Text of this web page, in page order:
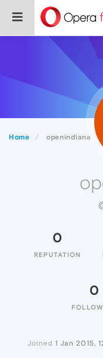
Home openindiana
0
REPUTATION
0
Joined 1 Jan 2015,